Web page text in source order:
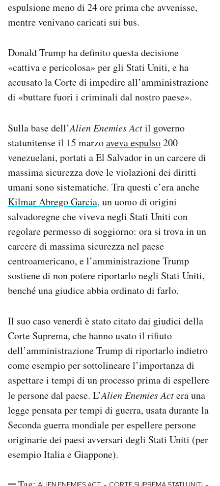
espulsione meno di 24 ore prima che avvenisse,
mentre venivano caricati sui bus.
Donald Trump ha definito questa decisione
«cattiva e pericolosa» per gli Stati Uniti, e ha
accusato la Corte di impedire all’amministrazione
di «buttare fuori i criminali dal nostro paese».
Sulla base dell’Alien Enemies Actil governo
statunitense il 15 marzoaveva espulso200
venezuelani, portati a El Salvador in un carcere di
massima sicurezza dove le violazioni dei diritti
umani sono sistematiche. Tra questi c’era anche
Kilmar Abrego Garcia, un uomo di origini
salvadoregne che viveva negli Stati Uniti con
regolare permesso di soggiorno: ora si trova in un
carcere di massima sicurezza nel paese
centroamericano, e l’amministrazione Trump
sostiene di non potere riportarlo negli Stati Uniti,
benché una giudice abbia ordinato di farlo.
Il suo caso venerdì è stato citato dai giudici della
Corte Suprema, che hanno usato il rifiuto
dell’amministrazione Trump di riportarlo indietro
come esempio per sottolineare l’importanza di
aspettare i tempi di un processo prima di espellere
le persone dal paese. L’Alien Enemies Actera una
legge pensata per tempi di guerra, usata durante la
Seconda guerra mondiale per espellere persone
originarie dei paesi avversari degli Stati Uniti (per
esempio Italia e Giappone).